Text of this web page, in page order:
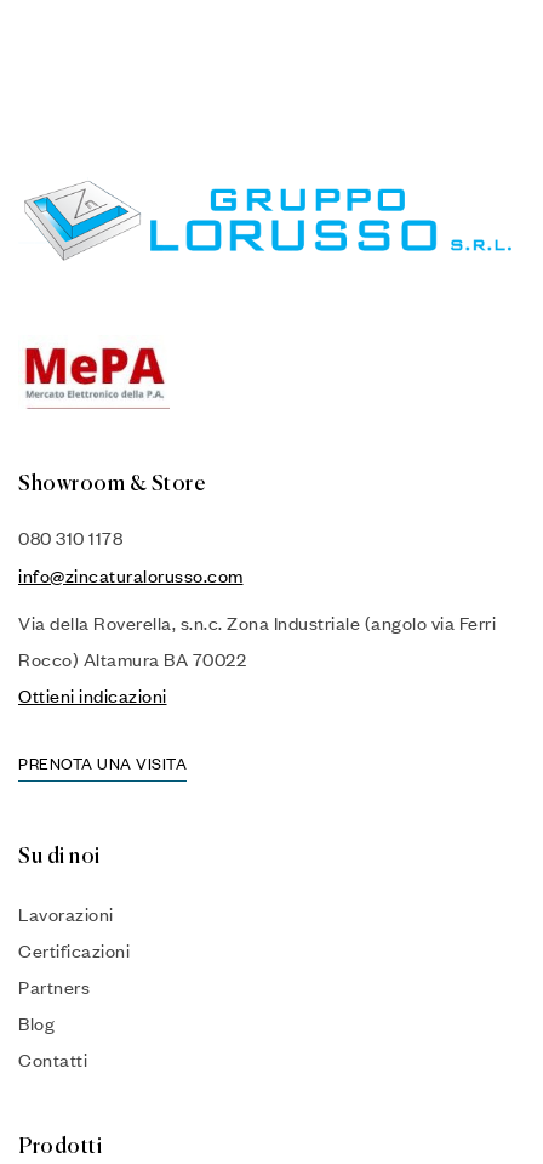
Showroom & Store
080 310 1178
info@zincaturalorusso.com
Via della Roverella, s.n.c. Zona Industriale (angolo via Ferri
Rocco) Altamura BA 70022
Ottieni indicazioni
PRENOTA UNA VISITA
Su di noi
Lavorazioni
Certificazioni
Partners
Blog
Contatti
Prodotti